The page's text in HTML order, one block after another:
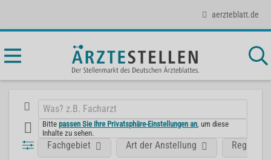
aerzteblatt.de
Bittepassen Sie Ihre Privatsphäre-Einstellungen an , um diese
Inhalte zu sehen.
Fachgebiet Art der Anstellung Region